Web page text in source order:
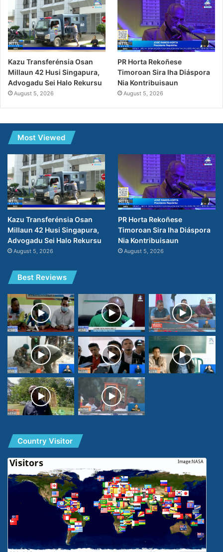
Kazu Transferénsia Osan
Millaun 42 Husi Singapura,
Advogadu Sei Halo Rekursu
August 5, 2026
PR Horta Rekoñese
Timoroan Sira Iha Diáspora
Nia Kontribuisaun
August 5, 2026
Most Viewed
Kazu Transferénsia Osan
Millaun 42 Husi Singapura,
Advogadu Sei Halo Rekursu
August 5, 2026
PR Horta Rekoñese
Timoroan Sira Iha Diáspora
Nia Kontribuisaun
August 5, 2026
Best Reviews
Country Visitor